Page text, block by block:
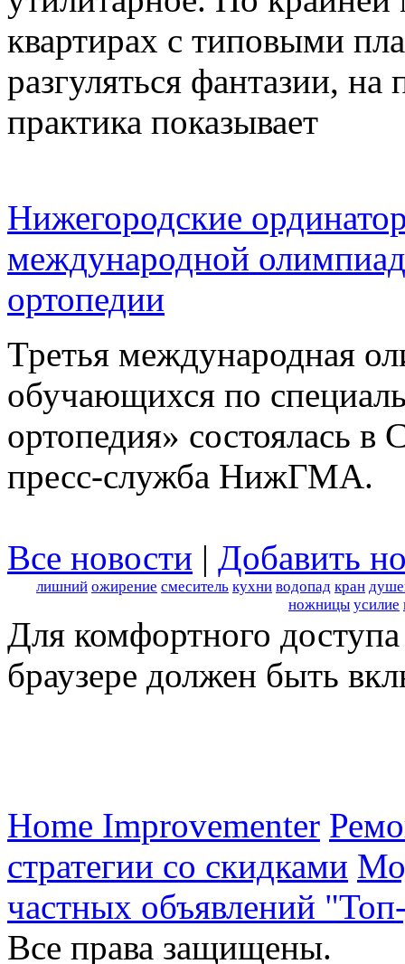
квартирах с типовыми
разгуляться фантазии,
практика показывает
Нижегородские
международной
ортопедии
Третья международная
обучающихся по
ортопедия» состоялась
пресс-служба НижГМА.
Все новости | Добавить
лишний ожирение смеситель кухни водопад кран
ножницы усилие
Для комфортного
браузере должен быть
Home Improvementer
стратегии со скидками
частных объявлений
Все права защищены.